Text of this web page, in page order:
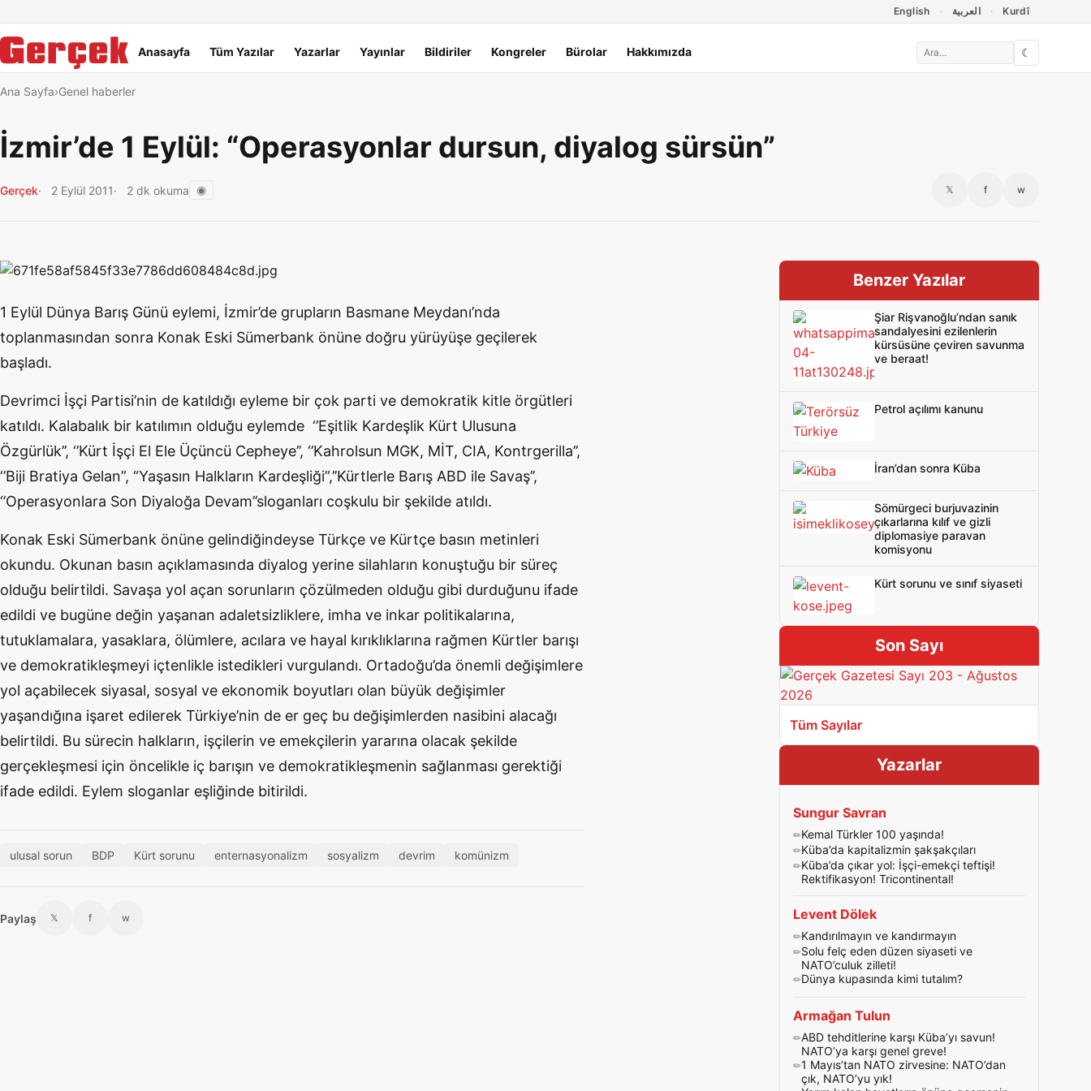
English العربية Kurdî
Ana menü
Anasayfa Tüm Yazılar Yazarlar Yayınlar Bildiriler Kongreler Bürolar Hakkımızda ☾
Ana Sayfa Genel haberler
İzmir’de 1 Eylül: “Operasyonlar dursun, diyalog sürsün”
Gerçek 2 Eylül 2011 2 dk okuma ◉ 𝕏 f w
1 Eylül Dünya Barış Günü eylemi, İzmir’de grupların Basmane Meydanı’nda
toplanmasından sonra Konak Eski Sümerbank önüne doğru yürüyüşe geçilerek
başladı.
Devrimci İşçi Partisi’nin de katıldığı eyleme bir çok parti ve demokratik kitle örgütleri
katıldı. Kalabalık bir katılımın olduğu eylemde ‘’Eşitlik Kardeşlik Kürt Ulusuna
Özgürlük’’, ‘’Kürt İşçi El Ele Üçüncü Cepheye’’, ‘’Kahrolsun MGK, MİT, CIA, Kontrgerilla’’,
‘’Biji Bratiya Gelan”, “Yaşasın Halkların Kardeşliği”,’’Kürtlerle Barış ABD ile Savaş’’,
‘’Operasyonlara Son Diyaloğa Devam’’sloganları coşkulu bir şekilde atıldı.
Konak Eski Sümerbank önüne gelindiğindeyse Türkçe ve Kürtçe basın metinleri
okundu. Okunan basın açıklamasında diyalog yerine silahların konuştuğu bir süreç
olduğu belirtildi. Savaşa yol açan sorunların çözülmeden olduğu gibi durduğunu ifade
edildi ve bugüne değin yaşanan adaletsizliklere, imha ve inkar politikalarına,
tutuklamalara, yasaklara, ölümlere, acılara ve hayal kırıklıklarına rağmen Kürtler barışı
ve demokratikleşmeyi içtenlikle istedikleri vurgulandı. Ortadoğu’da önemli değişimlere
yol açabilecek siyasal, sosyal ve ekonomik boyutları olan büyük değişimler
yaşandığına işaret edilerek Türkiye’nin de er geç bu değişimlerden nasibini alacağı
belirtildi. Bu sürecin halkların, işçilerin ve emekçilerin yararına olacak şekilde
gerçekleşmesi için öncelikle iç barışın ve demokratikleşmenin sağlanması gerektiği
ifade edildi. Eylem sloganlar eşliğinde bitirildi.
ulusal sorun BDP Kürt sorunu enternasyonalizm sosyalizm devrim komünizm
Paylaş 𝕏 f w
Benzer Yazılar
Şiar Rişvanoğlu’ndan sanık
sandalyesini ezilenlerin
kürsüsüne çeviren savunma
ve beraat!
Petrol açılımı kanunu
İran’dan sonra Küba
Sömürgeci burjuvazinin
çıkarlarına kılıf ve gizli
diplomasiye paravan
komisyonu
Kürt sorunu ve sınıf siyaseti
Son Sayı
Tüm Sayılar
Yazarlar
Sungur Savran
Kemal Türkler 100 yaşında!
Küba’da kapitalizmin şakşakçıları
Küba’da çıkar yol: İşçi-emekçi teftişi!
Rektifikasyon! Tricontinental!
Levent Dölek
Kandırılmayın ve kandırmayın
Solu felç eden düzen siyaseti ve
NATO’culuk zilleti!
Dünya kupasında kimi tutalım?
Armağan Tulun
ABD tehditlerine karşı Küba’yı savun!
NATO’ya karşı genel greve!
1 Mayıs’tan NATO zirvesine: NATO’dan
çık, NATO’yu yık!